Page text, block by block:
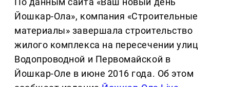
Йошкар-Ола», компания «Строительные
материалы» завершала строительство
жилого комплекса на пересечении улиц
Водопроводной и Первомайской в
Йошкар-Оле в июне 2016 года. Об этом